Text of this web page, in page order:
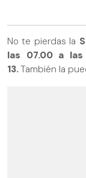
No te pierdas la
las 07.00 a
13.También la